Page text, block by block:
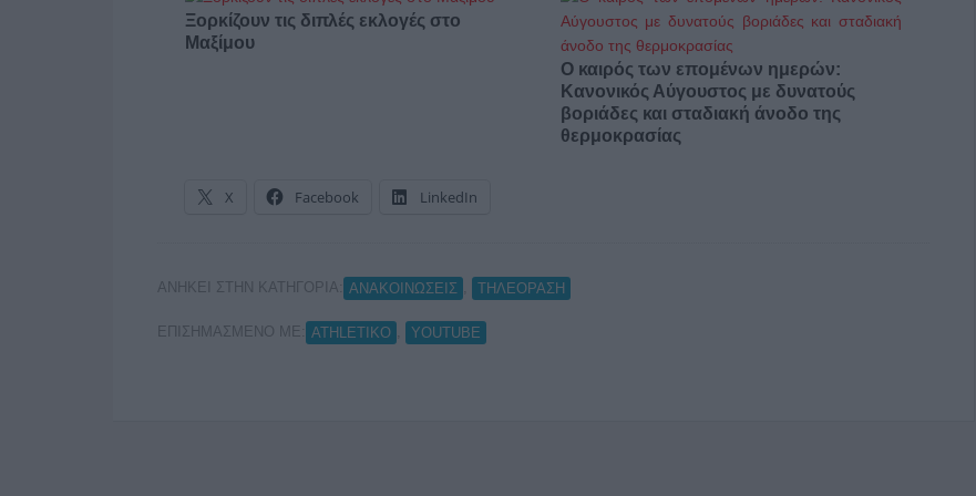
Ξορκίζουν τις διπλές εκλογές στο
Μαξίμου
Ο καιρός των επομένων ημερών:
Κανονικός Αύγουστος με δυνατούς
βοριάδες και σταδιακή άνοδο της
θερμοκρασίας
X Facebook LinkedIn
ΑΝΗΚΕΙ ΣΤΗΝ ΚΑΤΗΓΟΡΙΑ: ΑΝΑΚΟΙΝΩΣΕΙΣ ΤΗΛΕΟΡΑΣΗ
ΕΠΙΣΗΜΑΣΜΕΝΟ ΜΕ: ATHLETIKO YOUTUBE